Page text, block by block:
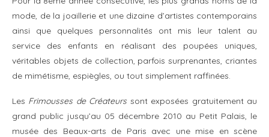
mode, de la joaillerie et une dizaine d’artistes contemporains
ainsi que quelques personnalités ont mis leur talent au
service des enfants en réalisant des poupées uniques,
véritables objets de collection, parfois surprenantes, criantes
de mimétisme, espiègles, ou tout simplement raffinées.
Les Frimousses de Créateurssont exposées gratuitement au
grand public jusqu’au 05 décembre 2010 au Petit Palais, le
musée des Beaux-arts de Paris avec une mise en scène